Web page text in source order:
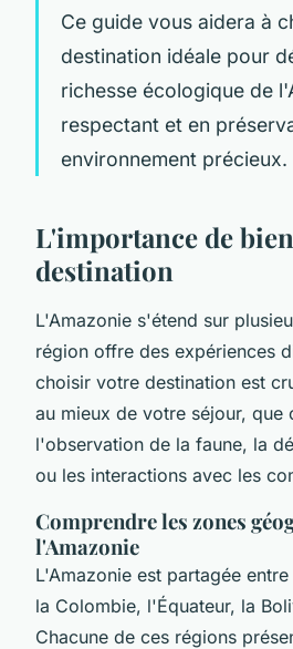
Ce guide vous aidera à
destination idéale pour
richesse écologique de
respectant et en
environnement précieux.
L'importance de
destination
L'Amazonie s'étend sur
région offre des expériences
choisir votre destination est
au mieux de votre séjour, que
l'observation de la faune, la
ou les interactions avec les
Comprendre les zones
l'Amazonie
L'Amazonie est partagée
la Colombie, l'Équateur, la
Chacune de ces régions